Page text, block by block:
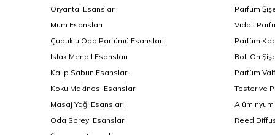
Marka uyumu: Etiketleme ve
Farklı kullanım alanları:
Esans.com.tr’deki alüminyum
Alüminyum Şişe
Esans.com.tr’deki
Alüminyum şişe 1 lt: Büyük
Alüminyum esans şişesi:
Oryantal Esanslar
Mum Esansları
Çubuklu Oda Parfümü Esansları
Islak Mendil Esansları
Kalıp Sabun Esansları
Koku Makinesi Esansları
Masaj Yağı Esansları
Oda Spreyi Esansları
Parfüm
Vidalı
Parfüm
Roll On
Parfüm
Tester ve
Alüminyum
Reed